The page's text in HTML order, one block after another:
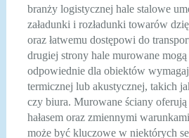
branży logistycznej hale stalowe
załadunki i rozładunki towarów
oraz łatwemu dostępowi do
drugiej strony hale murowane
odpowiednie dla obiektów
termicznej lub akustycznej, takich
czy biura. Murowane ściany oferują
hałasem oraz zmiennymi
może być kluczowe w niektórych